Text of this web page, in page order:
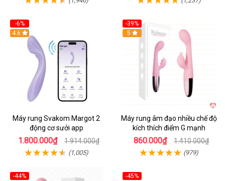
-6%
4.6
Máy rung Svakom Margot 2
động cơ sưởi app
1.800.000₫ 1.914.000₫
(1,005)
-39%
Hot
5
Máy rung âm đạo nhiều chế độ
kích thích điểm G mạnh
860.000₫ 1.410.000₫
(979)
-44%
-45%